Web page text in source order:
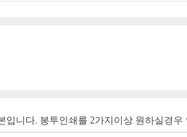
입니다. 봉투인쇄를 2가지이상 원하실경